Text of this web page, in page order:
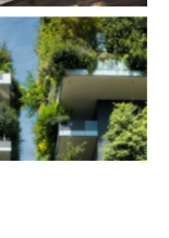
de vie